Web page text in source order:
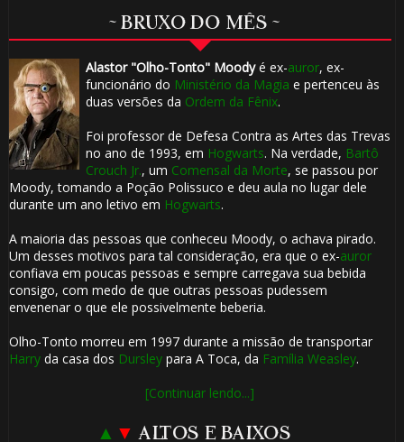
~ BRUXO DO MÊS ~
Alastor "Olho-Tonto" Moodyé ex-auror, ex-
funcionário do Ministério da Magia e pertenceu às
duas versões da Ordem da Fênix.
Foi professor de Defesa Contra as Artes das Trevas
no ano de 1993, em Hogwarts. Na verdade, Bartô
Crouch Jr., um Comensal da Morte, se passou por
Moody, tomando a Poção Polissuco e deu aula no lugar dele
durante um ano letivo em Hogwarts.
A maioria das pessoas que conheceu Moody, o achava pirado.
Um desses motivos para tal consideração, era que o ex-auror
confiava em poucas pessoas e sempre carregava sua bebida
consigo, com medo de que outras pessoas pudessem
envenenar o que ele possivelmente beberia.
Olho-Tonto morreu em 1997 durante a missão de transportar
Harryda casa dos Dursleypara A Toca, da Família Weasley.
[Continuar lendo...]
▲ ▼ ALTOS E BAIXOS